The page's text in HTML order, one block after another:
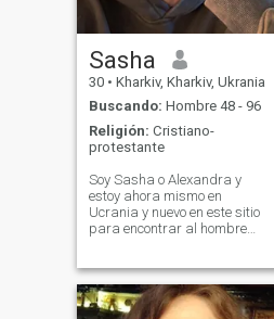
Sasha
30 • Kharkiv, Kharkiv, Ukrania
Buscando: Hombre 48 - 96
Religión: Cristiano-
protestante
Soy Sasha o Alexandra y
estoy ahora mismo en
Ucrania y nuevo en este sitio
para encontrar al hombre
llegar a conocernos a un nivel
más profundo